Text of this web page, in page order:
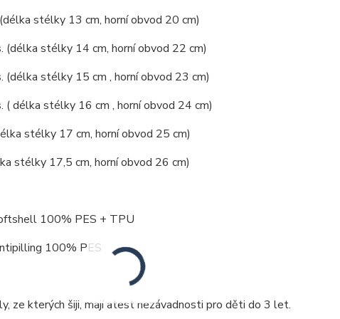
stélky 13 cm, horní obvod 20 cm)
(délka stélky 14 cm, horní obvod 22 cm)
(délka stélky 15 cm , horní obvod 23 cm)
( délka stélky 16 cm , horní obvod 24 cm)
stélky 17 cm, horní obvod 25 cm)
stélky 17,5 cm, horní obvod 26 cm)
100% PES + TPU
100% PES
ze kterých šiji, mají atest nezávadnosti pro děti do 3 let.